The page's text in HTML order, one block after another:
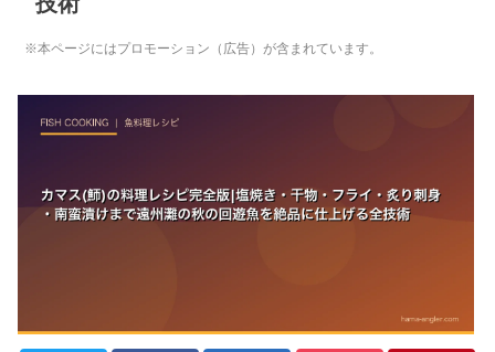
※本ページにはプロモーション（広告）が含まれています。